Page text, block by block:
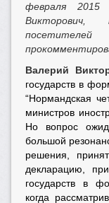
февраля 2015
Викторович,
Валерий
государств в
“Нормандская
министров
Но вопрос
большой
решения,
декларацию,
государств в
когда